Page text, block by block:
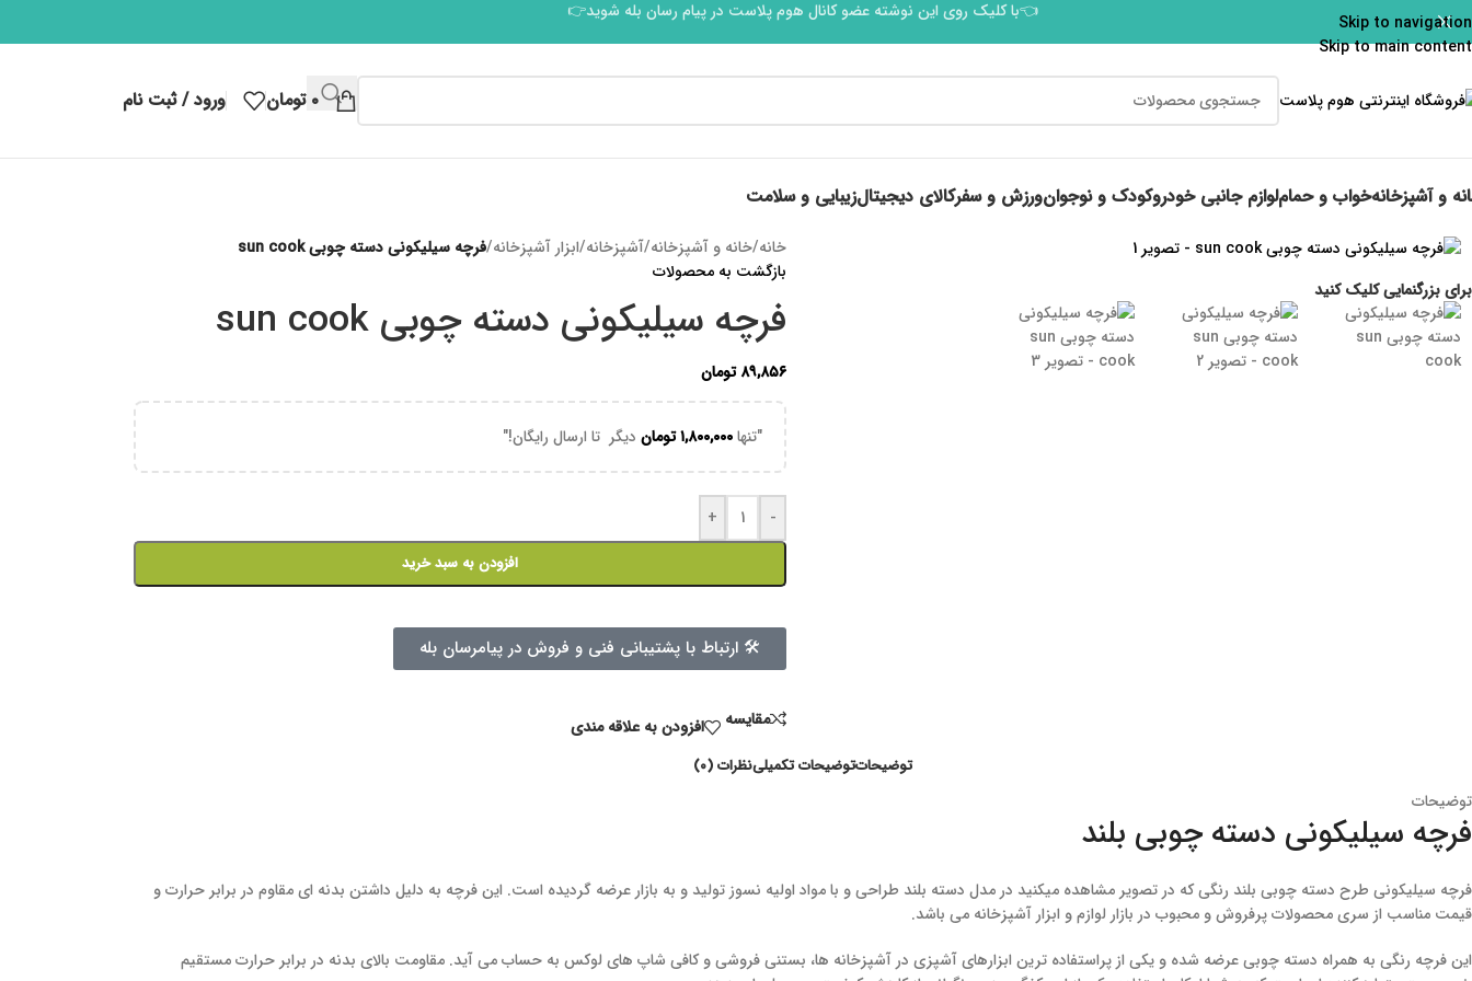
Skip to navigation
Skip to main content
👈با کلیک روی این نوشته عضو کانال هوم پلاست در پیام رسان بله شوید👉
۰ تومان ورود / ثبت نام
و آشپزخانهخواب و حماملوازم جانبی خودروکودک و نوجوانورزش و سفرکالای دیجیتالزیبایی و سلامت
برای بزرگنمایی کلیک کنید
خانه/خانه و آشپزخانه/آشپزخانه/ابزار آشپزخانه/فرچه سیلیکونی دسته چوبی sun cook
بازگشت به محصولات
فرچه سیلیکونی دسته چوبی sun cook
۸۹,۸۵۶ تومان
"تنها۱,۸۰۰,۰۰۰توماندیگر تا ارسال رایگان!"
-
+
افزودن به سبد خرید
🛠 ارتباط با پشتیبانی فنی و فروش در پیامرسان بله
مقايسه افزودن به علاقه مندی
توضیحاتتوضیحات تکمیلینظرات (۰)
توضیحات
فرچه سیلیکونی دسته چوبی بلند
فرچه سیلیکونی طرح دسته چوبی بلند رنگی که در تصویر مشاهده میکنید در مدل دسته بلند طراحی و با مواد اولیه نسوز تولید و به بازار عرضه گردیده است. این فرچه به دلیل داشتن بدنه ای مقاوم در برابر حرارت و
قیمت مناسب از سری محصولات پرفروش و محبوب در بازار لوازم و ابزار آشپزخانه می باشد.
این فرچه رنگی به همراه دسته چوبی عرضه شده و یکی از پراستفاده ترین ابزارهای آشپزی در آشپزخانه ها، بستنی فروشی و کافی شاپ های لوکس به حساب می آید. مقاومت بالای بدنه در برابر حرارت مستقیم